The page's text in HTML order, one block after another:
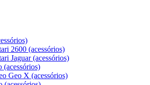
2600 (acessórios)
Jaguar (acessórios)
(acessórios)
Geo X (acessórios)